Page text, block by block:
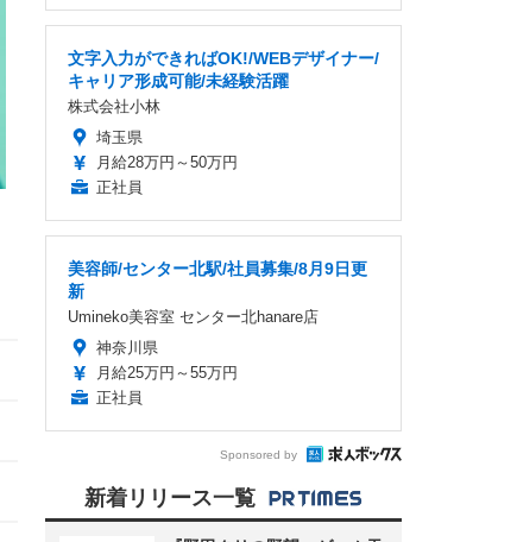
文字入力ができればOK!/WEBデザイナー/
キャリア形成可能/未経験活躍
株式会社小林
埼玉県
月給28万円～50万円
正社員
美容師/センター北駅/社員募集/8月9日更
新
Umineko美容室 センター北hanare店
神奈川県
月給25万円～55万円
正社員
Sponsored by
新着リリース一覧